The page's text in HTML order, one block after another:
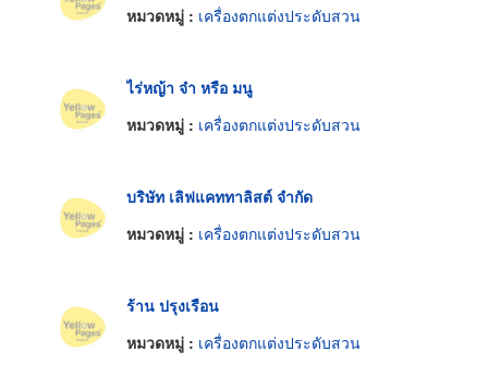
หมวดหมู่ : เครื่องตกแต่งประดับสวน
ไร่หญ้า จ๋า หรือ มนู
หมวดหมู่ : เครื่องตกแต่งประดับสวน
บริษัท เลิฟแคททาลิสต์ จำกัด
หมวดหมู่ : เครื่องตกแต่งประดับสวน
ร้าน ปรุงเรือน
หมวดหมู่ : เครื่องตกแต่งประดับสวน